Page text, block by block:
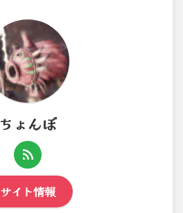
ちょんぼ
サイト情報